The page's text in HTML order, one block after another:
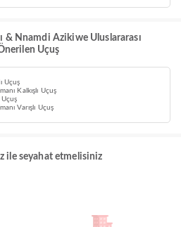
& Nnamdi Azikiwe Uluslararası
Uçuş
Uçuş
Kalkışlı Uçuş
Uçuş
Varışlı Uçuş
ile seyahat etmelisiniz